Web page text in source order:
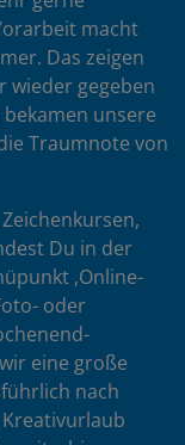
macht
Das zeigen
wieder gegeben
unsere
Traumnote von
Du in der
‚Online-
oder
eine große
nach